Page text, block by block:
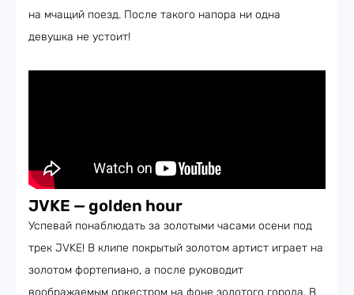
на мчащий поезд. После такого напора ни одна
девушка не устоит!
JVKE — golden hour
Успевай понаблюдать за золотыми часами осени под
трек JVKE! В клипе покрытый золотом артист играет на
золотом фортепиано, а после руководит
воображаемым оркестром на фоне золотого города. В